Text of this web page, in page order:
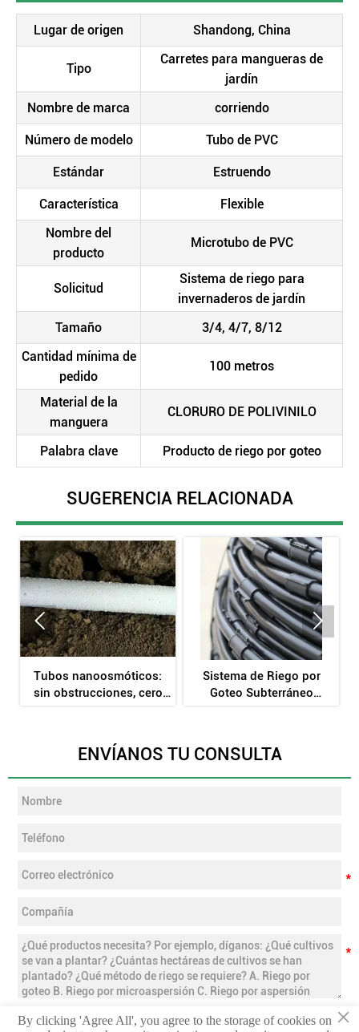
Lugar de origen Shandong, China
Tipo
Carretes para mangueras de
jardín
Nombre de marca
corriendo
Número de modelo Tubo de PVC
Estándar Estruendo
Característica
Flexible
Nombre del
producto
Microtubo de PVC
Solicitud
Sistema de riego para
invernaderos de jardín
Tamaño
3/4, 4/7, 8/12
Cantidad mínima de
pedido
100 metros
Material de la
manguera
CLORURO DE POLIVINILO
Palabra clave Producto de riego por goteo
SUGERENCIA RELACIONADA
Tubos nanoosmóticos:
sin obstrucciones, cero
Sistema de Riego por
Goteo Subterráneo
 
ENVÍANOS TU CONSULTA
ENVIAR ×
By clicking 'Agree All', you agree to the storage of cookies on